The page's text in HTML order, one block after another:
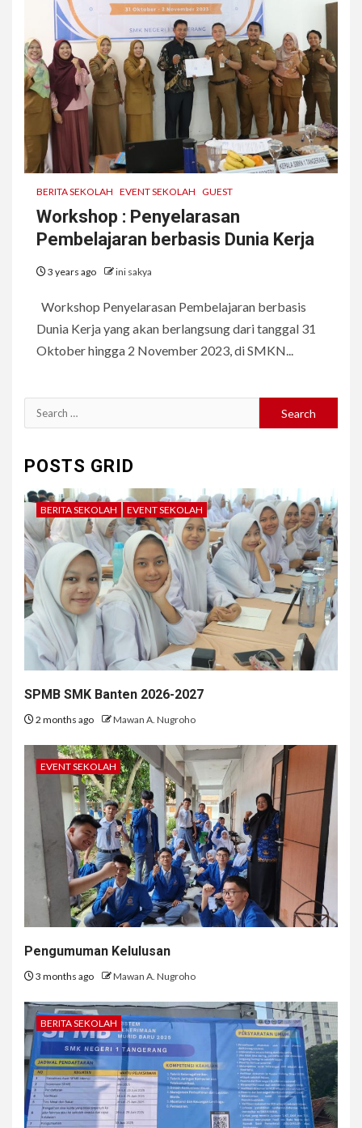
BERITA SEKOLAH EVENT SEKOLAH GUEST
Workshop : Penyelarasan
Pembelajaran berbasis Dunia Kerja
3 years ago ini sakya
Workshop Penyelarasan Pembelajaran berbasis
Dunia Kerja yang akan berlangsung dari tanggal 31
Oktober hingga 2 November 2023, di SMKN...
Search
for:
POSTS GRID
BERITA SEKOLAH EVENT SEKOLAH
SPMB SMK Banten 2026-2027
2 months ago Mawan A. Nugroho
EVENT SEKOLAH
Pengumuman Kelulusan
3 months ago Mawan A. Nugroho
BERITA SEKOLAH